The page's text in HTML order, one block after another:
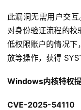
此漏洞无需用户交
对身份验证流程的校
低权限账户的情况下
放等操作，获得
Windows内核特权
CVE-2025-54110